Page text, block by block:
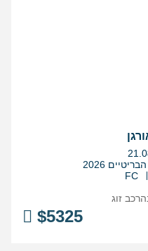
בין
2026
FC
$5325
זוג